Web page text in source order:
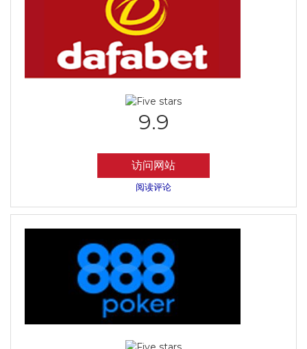
9.9
访问网站
阅读评论